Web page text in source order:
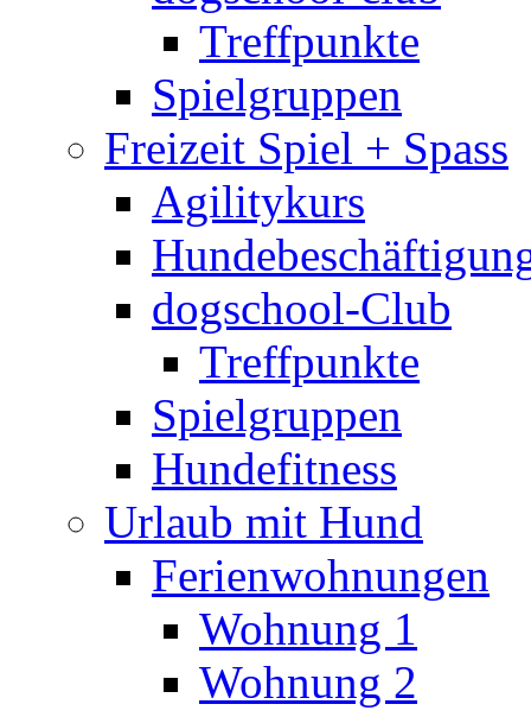
Treffpunkte
Spielgruppen
Freizeit Spiel + Spass
Agilitykurs
dogschool-Club
Treffpunkte
Spielgruppen
Hundefitness
Urlaub mit Hund
Ferienwohnungen
Wohnung 1
Wohnung 2